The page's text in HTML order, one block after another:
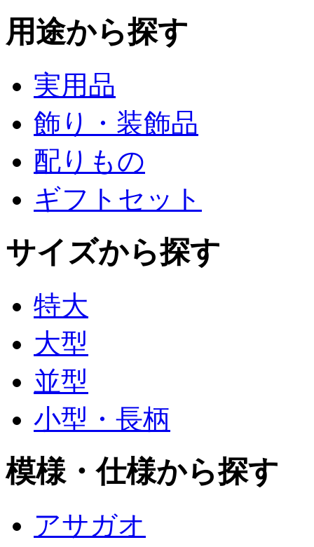
用途から探す
実用品
飾り・装飾品
配りもの
ギフトセット
サイズから探す
特大
大型
並型
小型・長柄
模様・仕様から探す
アサガオ